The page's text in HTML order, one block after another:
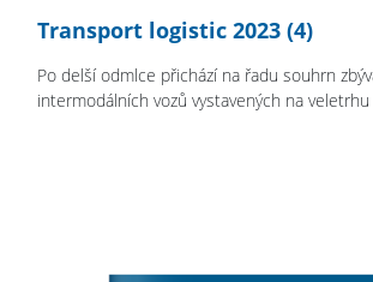
Transport logistic 2023 (4)
Po delší odmlce přichází na řadu souhrn
intermodálních vozů vystavených na